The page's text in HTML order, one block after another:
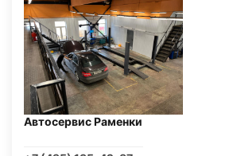
Автосервис Раменки